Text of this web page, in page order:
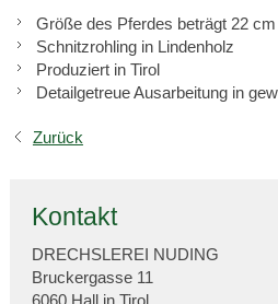
Größe des Pferdes beträgt 22 cm
Schnitzrohling in Lindenholz
Produziert in Tirol
Detailgetreue Ausarbeitung in
Zurück
Kontakt
DRECHSLEREI NUDING
Bruckergasse 11